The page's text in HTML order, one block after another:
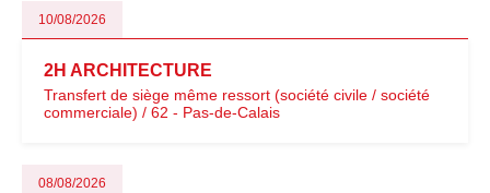
10/08/2026
2H ARCHITECTURE
Transfert de siège même ressort (société civile / société
commerciale) / 62 - Pas-de-Calais
08/08/2026